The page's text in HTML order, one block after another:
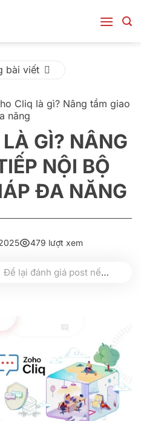
bài viết
Cliq là gì? Nâng tầm giao
năng
GÌ? NÂNG
NỘI BỘ
ĐA NĂNG
479 lượt xem
Để lại đánh giá post nếu bạn thấy hữu ích nhé